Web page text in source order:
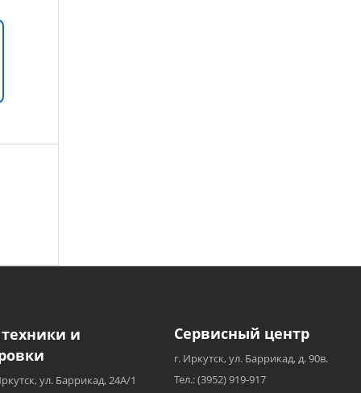
и
ул. Баррикад, 24А/1
Сервисный центр
г. Иркутск, ул. Баррикад, д. 90в.
Тел.: (3952) 919-917